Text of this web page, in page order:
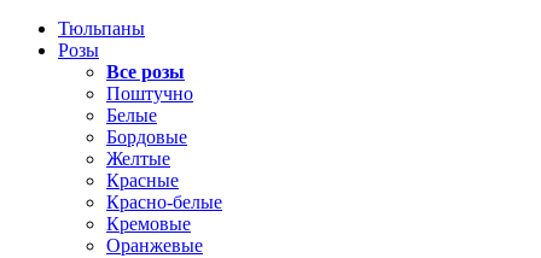
Тюльпаны
Розы
Все розы
Поштучно
Белые
Бордовые
Желтые
Красные
Красно-белые
Кремовые
Оранжевые